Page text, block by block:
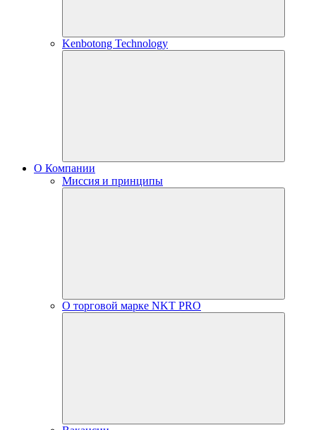
Kenbotong Technology
О Компании
Миссия и принципы
О торговой марке NKT PRO